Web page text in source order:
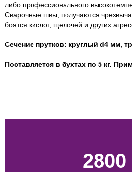
либо профессионального
Сварочные швы, получаются
боятся кислот, щелочей и других
Сечение прутков: круглый d4 мм,
Поставляется в бухтах по 5 кг.
2800